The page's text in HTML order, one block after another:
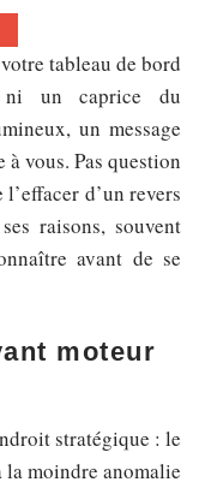
tableau de bord
un caprice du
un message
à vous. Pas question
d’un revers
raisons, souvent
avant de se
moteur
stratégique : le
la moindre anomalie